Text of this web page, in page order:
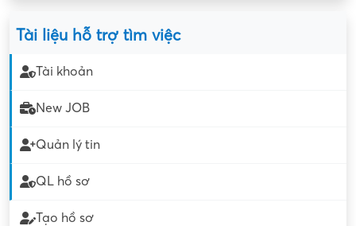
Tài liệu hỗ trợ tìm việc
Tài khoản
New JOB
Quản lý tin
QL hồ sơ
Tạo hồ sơ